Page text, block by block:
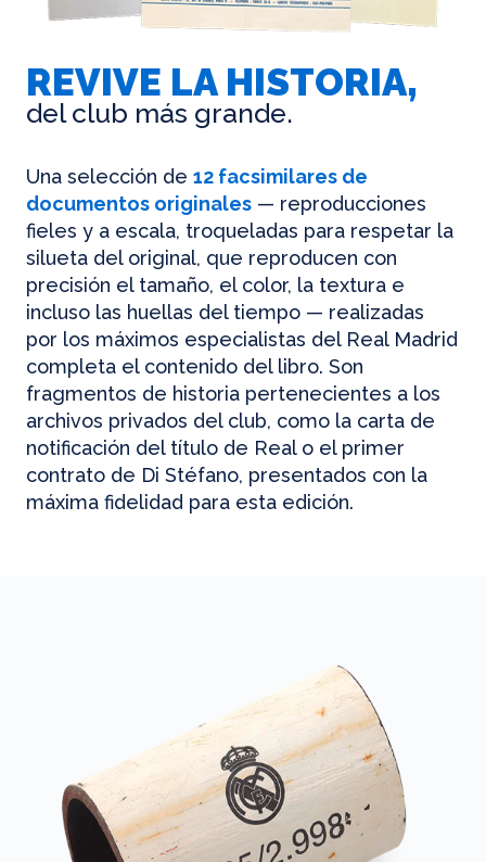
REVIVE LA HISTORIA,
del club más grande.
Una selección de 12 facsimilares de
documentos originales — reproducciones
fieles y a escala, troqueladas para respetar la
silueta del original, que reproducen con
precisión el tamaño, el color, la textura e
incluso las huellas del tiempo — realizadas
por los máximos especialistas del Real Madrid
completa el contenido del libro. Son
fragmentos de historia pertenecientes a los
archivos privados del club, como la carta de
notificación del título de Real o el primer
contrato de Di Stéfano, presentados con la
máxima fidelidad para esta edición.